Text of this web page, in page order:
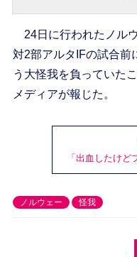
24日に行われたノル
対2部アルタIFの試合前
う大怪我を負っていた
メディアが報じた。
「出血したけど
ノルウェー 怪我